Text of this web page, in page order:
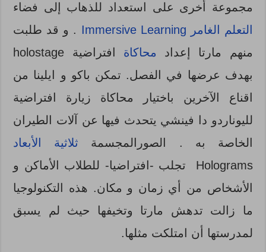
مجموعة أخرى على استعداد للذهاب إلى فضاء
التعلم الغامر
Immersive Learning . و قد طلبت
منهم مارتا إعداد محاكاة
افتراضية holostage
بهدف عرضها في الفصل. تمكن باكو و ايلينا من
اقناع الآخرين باختيار محاكاة زيارة افتراضية
لليوناردو دا فينشي يتحدث فيها عن آلات الطيران
الخاصة به . الصورالمجسمة ثلاثية الأبعاد
Holograms تجلب -افتراضيا- للطلاب الأماكن و
الأشخاص من أي زمان و مكان. هذه التكنولوجيا
ما زالت تدهش مارتا وتخيفها حيث لم يسبق
لمدرستها أن امتلكت مثلها.